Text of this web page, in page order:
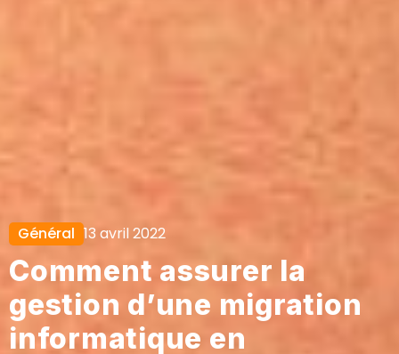
Général 13 avril 2022
Comment assurer la
gestion d’une migration
informatique en